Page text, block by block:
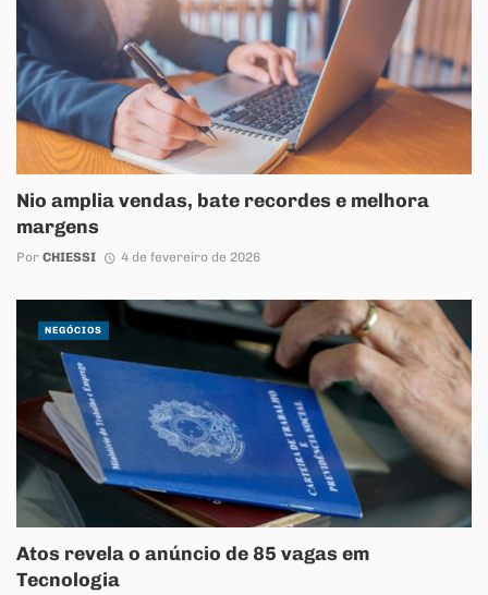
Nio amplia vendas, bate recordes e melhora
margens
Por CHIESSI 4 de fevereiro de 2026
Atos revela o anúncio de 85 vagas em
Tecnologia
NEGÓCIOS